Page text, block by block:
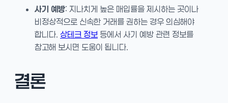
사기 예방: 지나치게 높은 매입률을 제시하는 곳이나
비정상적으로 신속한 거래를 권하는 경우 의심해야
합니다. 상테크 정보 등에서 사기 예방 관련 정보를
참고해 보시면 도움이 됩니다.
결론